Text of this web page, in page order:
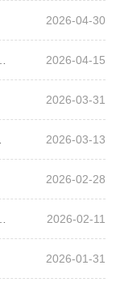
2026-04-30
2026-04-15
2026-03-31
2026-03-13
2026-02-28
2026-02-11
2026-01-31